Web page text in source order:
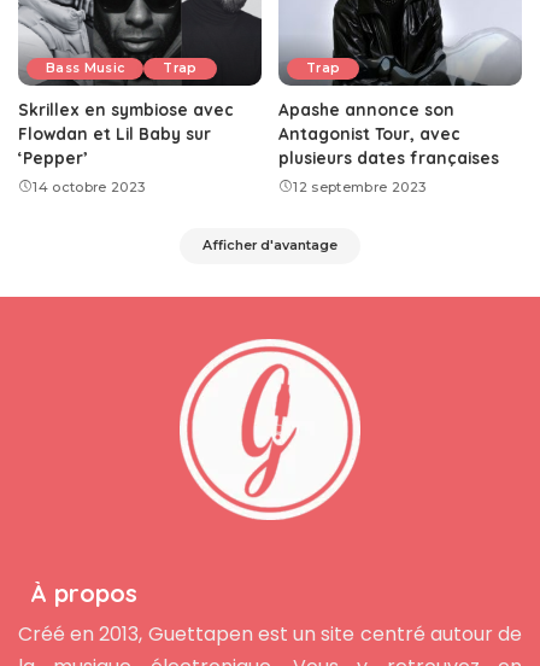
Bass Music Trap
Skrillex en symbiose avec
Flowdan et Lil Baby sur
‘Pepper’
14 octobre 2023
Trap
Apashe annonce son
Antagonist Tour, avec
plusieurs dates françaises
12 septembre 2023
Afficher d'avantage
À propos
Créé en 2013, Guettapen est un site centré autour de